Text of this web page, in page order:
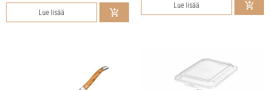
Lue lisää
Lue lisää